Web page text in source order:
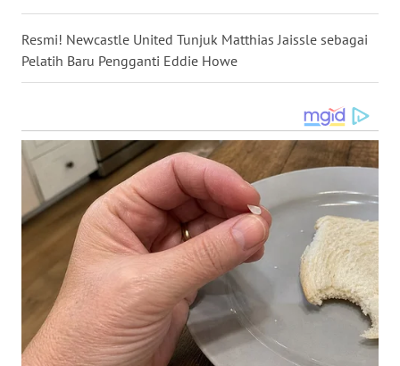
Resmi! Newcastle United Tunjuk Matthias Jaissle sebagai
Pelatih Baru Pengganti Eddie Howe
PAPUA
PAPUA
BARAT
WN
RIAU
WN
SERAMBI
WN
JAMBI